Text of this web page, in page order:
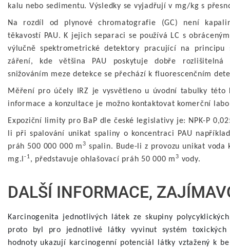
kalu nebo sedimentu. Výsledky se vyjadřují v mg/kg s
Na rozdíl od plynové chromatografie (GC) není
těkavostí PAU. K jejich separaci se používá LC s
výlučně spektrometrické detektory pracující na
záření, kde většina PAU poskytuje dobře rozlišitelná
snižováním meze detekce se přechází k fluorescenčním
Měření pro účely IRZ je vysvětleno u úvodní tabulky
informace a konzultace je možno kontaktovat komerční
Expoziční limity pro BaP dle české legislativy je: NPK-P
li při spalování unikat spaliny o koncentraci PAU
práh 500 000 000 m3 spalin. Bude-li z provozu unikat voda
mg.l-1, představuje ohlašovací práh 50 000 m3 vody.
DALŠÍ INFORMACE,
Karcinogenita jednotlivých látek ze skupiny
proto byl pro jednotlivé látky vyvinut systém toxických
hodnoty ukazují karcinogenní potenciál látky vztažený k